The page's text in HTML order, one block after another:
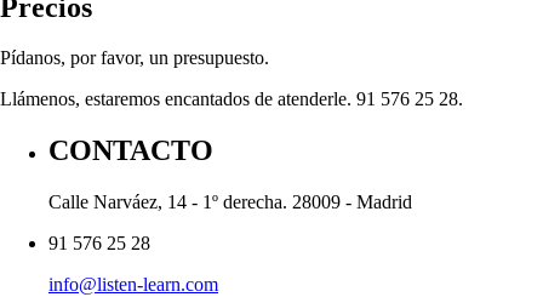
Precios
Pídanos, por favor, un presupuesto.
Llámenos, estaremos encantados de atenderle. 91 576 25 28.
CONTACTO
Calle Narváez, 14 - 1º derecha. 28009 - Madrid
91 576 25 28
info@listen-learn.com